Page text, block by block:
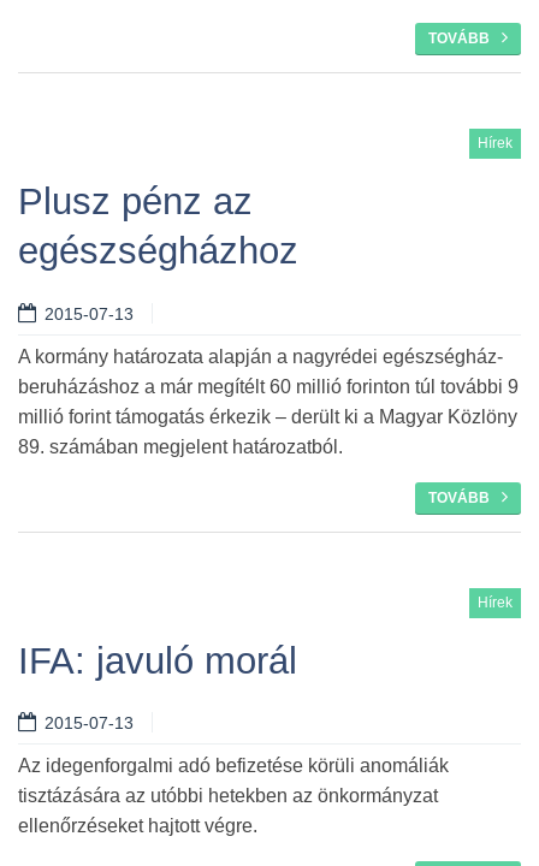
TOVÁBB
Hírek
Plusz pénz az
egészségházhoz
2015-07-13
A kormány határozata alapján a nagyrédei egészségház-
beruházáshoz a már megítélt 60 millió forinton túl további 9
millió forint támogatás érkezik – derült ki a Magyar Közlöny
89. számában megjelent határozatból.
TOVÁBB
Hírek
IFA: javuló morál
2015-07-13
Az idegenforgalmi adó befizetése körüli anomáliák
tisztázására az utóbbi hetekben az önkormányzat
ellenőrzéseket hajtott végre.